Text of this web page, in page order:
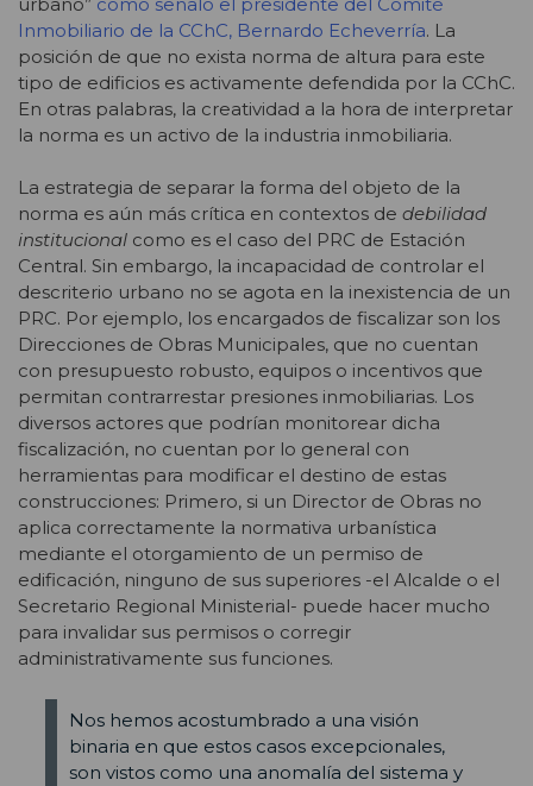
Inmobiliario de la CChC, Bernardo Echeverría. La
posición de que no exista norma de altura para este
tipo de edificios es activamente defendida por la CChC.
En otras palabras, la creatividad a la hora de interpretar
la norma es un activo de la industria inmobiliaria.
La estrategia de separar la forma del objeto de la
norma es aún más crítica en contextos de debilidad
institucional como es el caso del PRC de Estación
Central. Sin embargo, la incapacidad de controlar el
descriterio urbano no se agota en la inexistencia de un
PRC. Por ejemplo, los encargados de fiscalizar son los
Direcciones de Obras Municipales, que no cuentan
con presupuesto robusto, equipos o incentivos que
permitan contrarrestar presiones inmobiliarias. Los
diversos actores que podrían monitorear dicha
fiscalización, no cuentan por lo general con
herramientas para modificar el destino de estas
construcciones: Primero, si un Director de Obras no
aplica correctamente la normativa urbanística
mediante el otorgamiento de un permiso de
edificación, ninguno de sus superiores -el Alcalde o el
Secretario Regional Ministerial- puede hacer mucho
para invalidar sus permisos o corregir
administrativamente sus funciones.
Nos hemos acostumbrado a una visión
binaria en que estos casos excepcionales,
son vistos como una anomalía del sistema y